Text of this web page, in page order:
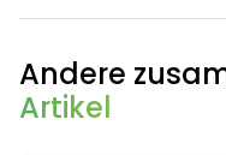
Testzentrum
Andere
Artikel